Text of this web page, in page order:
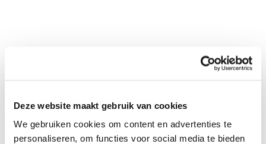
Deze website maakt gebruik van cookies
We gebruiken cookies om content en advertenties te
personaliseren, om functies voor social media te bieden
Op de hoogte blijven van
Incontrol?